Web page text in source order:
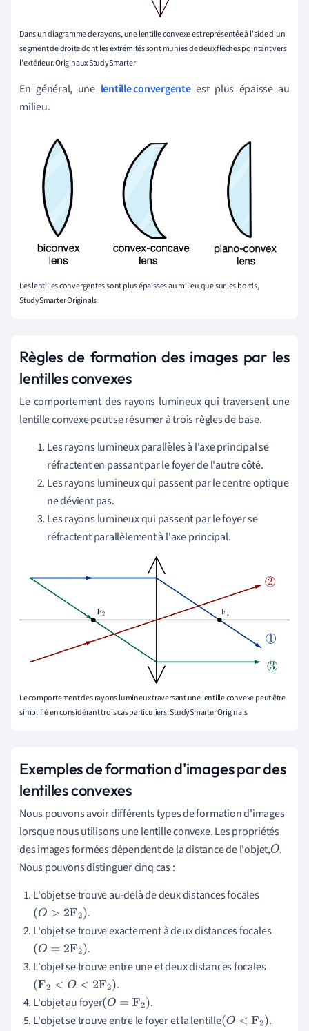
Dans un diagramme de rayons, une lentille convexe est représentée à l'aide d'un
segment de droite dont les extrémités sont munies de deux flèches pointant vers
l'extérieur. Originaux StudySmarter
En général, une lentille convergenteest plus épaisse au
milieu.
Les lentilles convergentes sont plus épaisses au milieu que sur les bords,
StudySmarter Originals
Règles de formation des images par les
lentilles convexes
Le comportement des rayons lumineux qui traversent une
lentille convexe peut se résumer à trois règles de base.
Les rayons lumineux parallèles à l'axe principal se
réfractent en passant par le foyer de l'autre côté.
Les rayons lumineux qui passent par le centre optique
ne dévient pas.
Les rayons lumineux qui passent par le foyer se
réfractent parallèlement à l'axe principal.
Le comportement des rayons lumineux traversant une lentille convexe peut être
simplifié en considérant trois cas particuliers. StudySmarter Originals
Exemples de formation d'images par des
lentilles convexes
Nous pouvons avoir différents types de formation d'images
lorsque nous utilisons une lentille convexe. Les propriétés
des images formées dépendent de la distance de l'objet,O.
Nous pouvons distinguer cinq cas :
L'objet se trouve au-delà de deux distances focales
(O> 2F 2)
.
L'objet se trouve exactement à deux distances focales
(O= 2F 2)
.
L'objet se trouve entre une et deux distances focales
(F2< O< 2F2)
.
L'objet au foyer(O= F2 )
.
L'objet se trouve entre le foyer et la lentille(O< F2 ) .